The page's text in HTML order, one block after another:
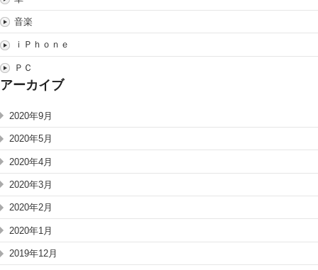
音楽
ｉＰｈｏｎｅ
ＰＣ
アーカイブ
2020年9月
2020年5月
2020年4月
2020年3月
2020年2月
2020年1月
2019年12月